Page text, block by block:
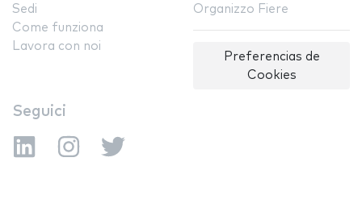
Sedi
Come funziona
Lavora con noi
Organizzo Fiere
Preferencias de
Cookies
Seguici